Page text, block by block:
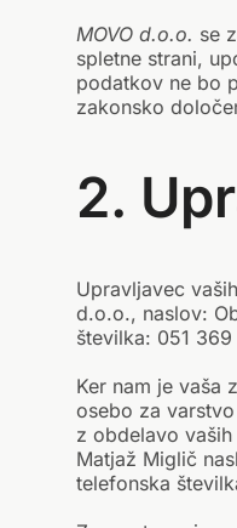
MOVO d.o.o. se
spletne strani,
podatkov ne bo
zakonsko
2.
Upravljavec
d.o.o., naslov:
številka: 051
Ker nam je vaša
osebo za
z obdelavo
Matjaž Miglič
telefonska